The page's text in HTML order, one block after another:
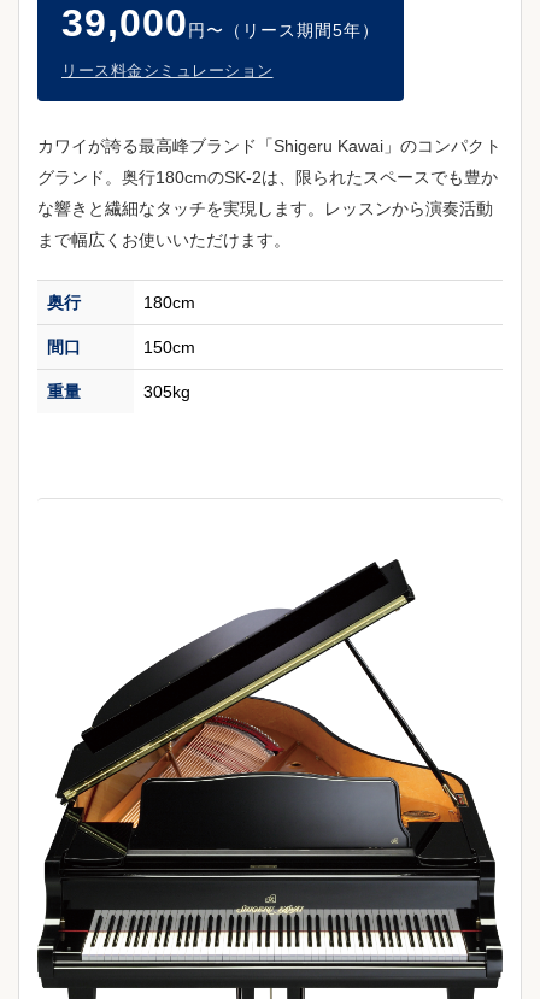
39,000円〜（リース期間5年）
リース料金シミュレーション
カワイが誇る最高峰ブランド「Shigeru Kawai」のコンパクト
グランド。奥行180cmのSK-2は、限られたスペースでも豊か
な響きと繊細なタッチを実現します。レッスンから演奏活動
まで幅広くお使いいただけます。
奥行 180cm
間口 150cm
重量 305kg